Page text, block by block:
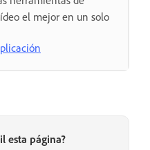
el mejor en un solo
esta página?